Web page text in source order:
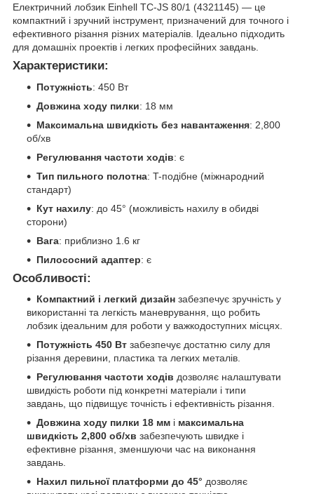
Електричний лобзик Einhell TC-JS 80/1 (4321145) — це
компактний і зручний інструмент, призначений для точного і
ефективного різання різних матеріалів. Ідеально підходить
для домашніх проектів і легких професійних завдань.
Характеристики:
Потужність: 450 Вт
Довжина ходу пилки: 18 мм
Максимальна швидкість без навантаження: 2,800
об/хв
Регулювання частоти ходів: є
Тип пильного полотна: T-подібне (міжнародний
стандарт)
Кут нахилу: до 45° (можливість нахилу в обидві
сторони)
Вага: приблизно 1.6 кг
Пилососний адаптер: є
Особливості:
Компактний і легкий дизайн забезпечує зручність у
використанні та легкість маневрування, що робить
лобзик ідеальним для роботи у важкодоступних місцях.
Потужність 450 Вт забезпечує достатню силу для
різання деревини, пластика та легких металів.
Регулювання частоти ходів дозволяє налаштувати
швидкість роботи під конкретні матеріали і типи
завдань, що підвищує точність і ефективність різання.
Довжина ходу пилки 18 мм і максимальна
швидкість 2,800 об/хв забезпечують швидке і
ефективне різання, зменшуючи час на виконання
завдань.
Нахил пильної платформи до 45° дозволяє